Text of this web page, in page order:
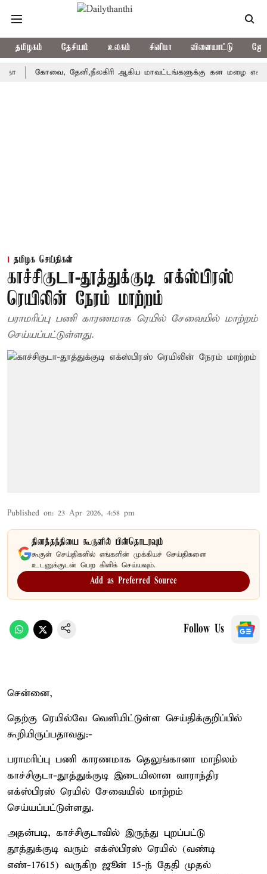
தமிழகம் தேசியம் உலகம் சினிமா விளையாட்டு
கோவை, தேனி,நீலகிரி ஆகிய மாவட்டங்களுக்கு கன மழை எச்சரிக்கை
தமிழக செய்திகள்
காச்சிகுடா-தூத்துக்குடி எக்ஸ்பிரஸ்
ரெயிலின் நேரம் மாற்றம்
பராமரிப்பு பணி காரணமாக ரெயில் சேவையில் மாற்றம்
செய்யப்பட்டுள்ளது.
Published on: 23 Apr 2026, 4:58 pm
தினத்தந்தியை கூகுளில் பின்தொடரவும்
கூகுள் செய்திகளில் எங்களின் முக்கியச் செய்திகளை
உடனுக்குடன் பெற கிளிக் செய்யவும்.
Add as Preferred Source
Follow Us
சென்னை,
தெற்கு ரெயில்வே வெளியிட்டுள்ள செய்திக்குறிப்பில்
கூறியிருப்பதாவது:-
பராமரிப்பு பணி காரணமாக தெலுங்கானா மாநிலம்
காச்சிகுடா-தூத்துக்குடி இடையிலான வாராந்திர
எக்ஸ்பிரஸ் ரெயில் சேவையில் மாற்றம்
செய்யப்பட்டுள்ளது.
அதன்படி, காச்சிகுடாவில் இருந்து புறப்பட்டு
தூத்துக்குடி வரும் எக்ஸ்பிரஸ் ரெயில் (வண்டி
எண்-17615) வருகிற ஜூன் 15-ந் தேதி முதல்